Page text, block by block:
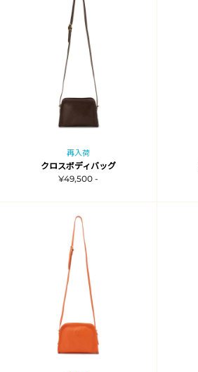
再入荷
クロスボディバッグ
¥49,500 -